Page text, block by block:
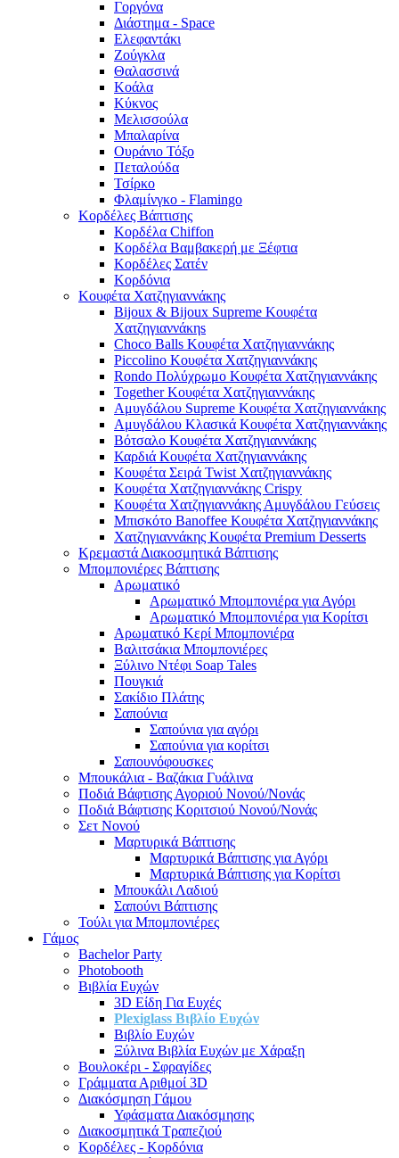
Γοργόνα
Διάστημα - Space
Ελεφαντάκι
Ζούγκλα
Θαλασσινά
Κοάλα
Κύκνος
Μελισσούλα
Μπαλαρίνα
Ουράνιο Τόξο
Πεταλούδα
Τσίρκο
Φλαμίνγκο - Flamingo
Κορδέλες Βάπτισης
Κορδέλα Chiffon
Κορδέλα Βαμβακερή με Ξέφτια
Κορδέλες Σατέν
Κορδόνια
Κουφέτα Χατζηγιαννάκης
Bijoux & Bijoux Supreme Κουφέτα
Χατζηγιαννάκηs
Choco Balls Κουφέτα Χατζηγιαννάκης
Piccolino Κουφέτα Χατζηγιαννάκης
Rondo Πολύχρωμο Κουφέτα Χατζηγιαννάκης
Together Κουφέτα Χατζηγιαννάκης
Αμυγδάλου Supreme Κουφέτα Χατζηγιαννάκης
Αμυγδάλου Κλασικά Κουφέτα Χατζηγιαννάκης
Βότσαλο Κουφέτα Χατζηγιαννάκης
Καρδιά Κουφέτα Χατζηγιαννάκης
Κουφέτα Σειρά Twist Χατζηγιαννάκης
Κουφέτα Χατζηγιαννάκης Crispy
Κουφέτα Χατζηγιαννάκης Αμυγδάλου Γεύσεις
Μπισκότο Banoffee Κουφέτα Χατζηγιαννάκης
Χατζηγιαννάκης Κουφέτα Premium Desserts
Κρεμαστά Διακοσμητικά Βάπτισης
Μπομπονιέρες Βάπτισης
Αρωματικό
Αρωματικό Μπομπονιέρα για Αγόρι
Αρωματικό Μπομπονιέρα για Κορίτσι
Αρωματικό Κερί Μπομπονιέρα
Βαλιτσάκια Μπομπονιέρες
Ξύλινο Ντέφι Soap Tales
Πουγκιά
Σακίδιο Πλάτης
Σαπούνια
Σαπούνια για αγόρι
Σαπούνια για κορίτσι
Σαπουνόφουσκες
Μπουκάλια - Βαζάκια Γυάλινα
Ποδιά Βάφτισης Αγοριού Νονού/Νονάς
Ποδιά Βάφτισης Κοριτσιού Νονού/Νονάς
Σετ Νονού
Μαρτυρικά Βάπτισης
Μαρτυρικά Βάπτισης για Αγόρι
Μαρτυρικά Βάπτισης για Κορίτσι
Μπουκάλι Λαδιού
Σαπούνι Βάπτισης
Τούλι για Μπομπονιέρες
Γάμος
Bachelor Party
Photobooth
Βιβλία Ευχών
3D Είδη Για Ευχές
Plexiglass Βιβλίο Ευχών
Βιβλίο Ευχών
Ξύλινα Βιβλία Ευχών με Χάραξη
Βουλοκέρι - Σφραγίδες
Γράμματα Αριθμοί 3D
Διακόσμηση Γάμου
Υφάσματα Διακόσμησης
Διακοσμητικά Τραπεζιού
Κορδέλες - Κορδόνια